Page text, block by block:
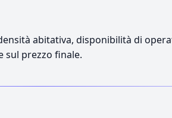
abitativa, disponibilità di
sul prezzo finale.